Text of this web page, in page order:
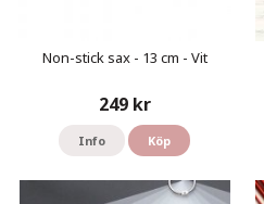
Non-stick sax - 13 cm - Vit
249 kr
Info Köp